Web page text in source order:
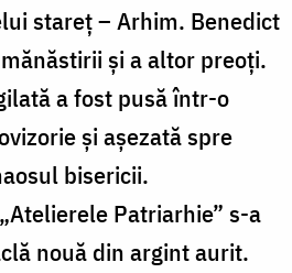
stareț – Arhim. Benedict
și a altor preoți.
a fost pusă într-o
și așezată spre
bisericii.
Patriarhie” s-a
nouă din argint aurit.